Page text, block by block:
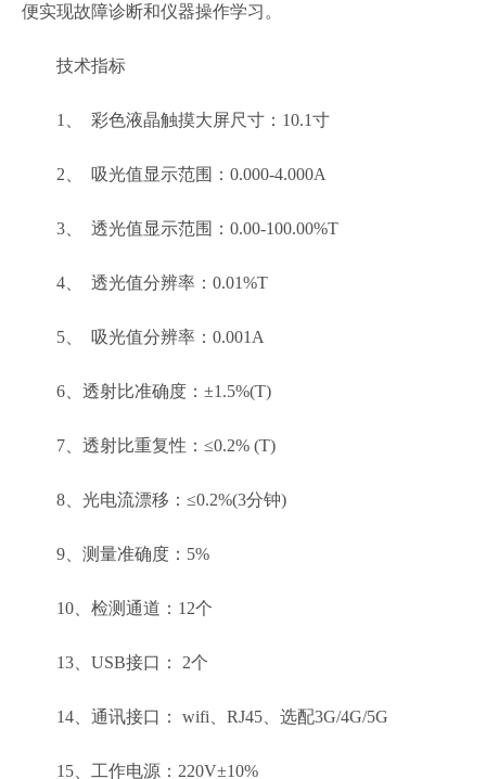
便实现故障诊断和仪器操作学习。
技术指标
1、 彩色液晶触摸大屏尺寸：10.1寸
2、 吸光值显示范围：0.000-4.000A
3、 透光值显示范围：0.00-100.00%T
4、 透光值分辨率：0.01%T
5、 吸光值分辨率：0.001A
6、透射比准确度：±1.5%(T)
7、透射比重复性：≤0.2% (T)
8、光电流漂移：≤0.2%(3分钟)
9、测量准确度：5%
10、检测通道：12个
13、USB接口： 2个
14、通讯接口： wifi、RJ45、选配3G/4G/5G
15、工作电源：220V±10%